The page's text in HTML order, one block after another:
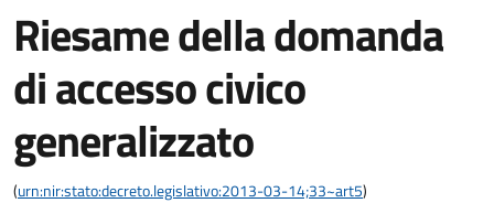
Riesame della domanda
di accesso civico
generalizzato
(urn:nir:stato:decreto.legislativo:2013-03-14;33~art5)